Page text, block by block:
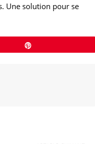
Une solution pour se